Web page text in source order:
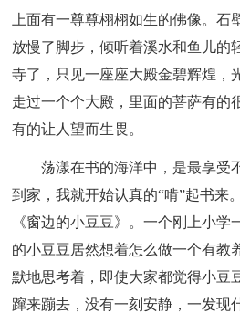
上面有一尊尊栩栩如生的佛像。
放慢了脚步，倾听着溪水和鱼儿的
寺了，只见一座座大殿金碧辉煌，
走过一个个大殿，里面的菩萨有的
有的让人望而生畏。
荡漾在书的海洋中，是最享受
到家，我就开始认真的“啃”起书来
《窗边的小豆豆》。一个刚上小学
的小豆豆居然想着怎么做一个有教
默地思考着，即使大家都觉得小豆
蹿来蹦去，没有一刻安静，一发现